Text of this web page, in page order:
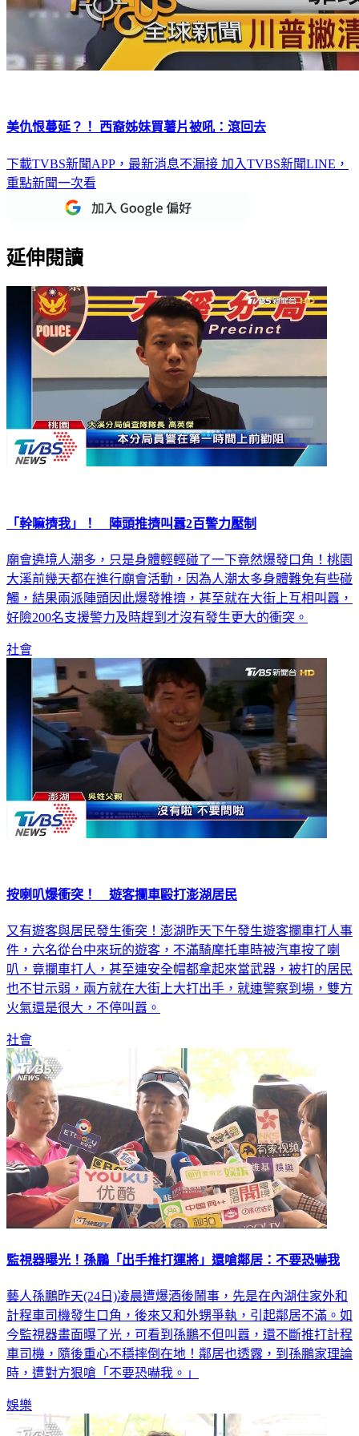
美仇恨蔓延？！ 西裔姊妹買薯片被吼：滾回去
下載TVBS新聞APP，最新消息不漏接 加入TVBS新聞LINE，
重點新聞一次看
延伸閱讀
「幹嘛擠我」！ 陣頭推擠叫囂2百警力壓制
廟會遶境人潮多，只是身體輕輕碰了一下竟然爆發口角！桃園
大溪前幾天都在進行廟會活動，因為人潮太多身體難免有些碰
觸，結果兩派陣頭因此爆發推擠，甚至就在大街上互相叫囂，
好險200名支援警力及時趕到才沒有發生更大的衝突。
社會
按喇叭爆衝突！ 遊客攔車毆打澎湖居民
又有遊客與居民發生衝突！澎湖昨天下午發生遊客攔車打人事
件，六名從台中來玩的遊客，不滿騎摩托車時被汽車按了喇
叭，竟攔車打人，甚至連安全帽都拿起來當武器，被打的居民
也不甘示弱，兩方就在大街上大打出手，就連警察到場，雙方
火氣還是很大，不停叫囂。
社會
監視器曝光！孫鵬「出手推打運將」還嗆鄰居：不要恐嚇我
藝人孫鵬昨天(24日)凌晨遭爆酒後鬧事，先是在內湖住家外和
計程車司機發生口角，後來又和外甥爭執，引起鄰居不滿。如
今監視器畫面曝了光，可看到孫鵬不但叫囂，還不斷推打計程
車司機，隨後重心不穩摔倒在地！鄰居也透露，到孫鵬家理論
時，遭對方狠嗆「不要恐嚇我。」
娛樂